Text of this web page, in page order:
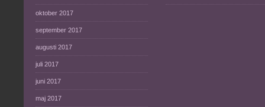
oktober 2017
september 2017
augusti 2017
juli 2017
juni 2017
maj 2017